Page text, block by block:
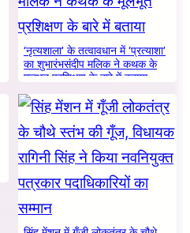
‘नृत्यशाला’ के तत्वावधान में ‘प्रत्याशा’
का शुभारंभसंदीप मलिक ने कथक के
मूलभूत प्रशिक्षण के बारे में बताया